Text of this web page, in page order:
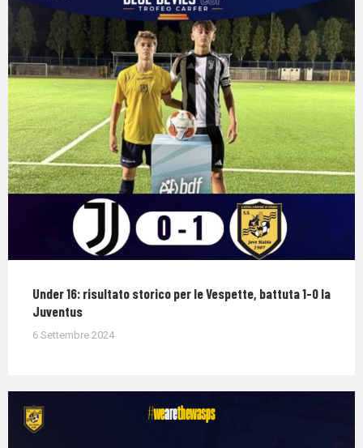
Under 16: risultato storico per le Vespette, battuta 1-0 la
Juventus
6 Settembre 2024